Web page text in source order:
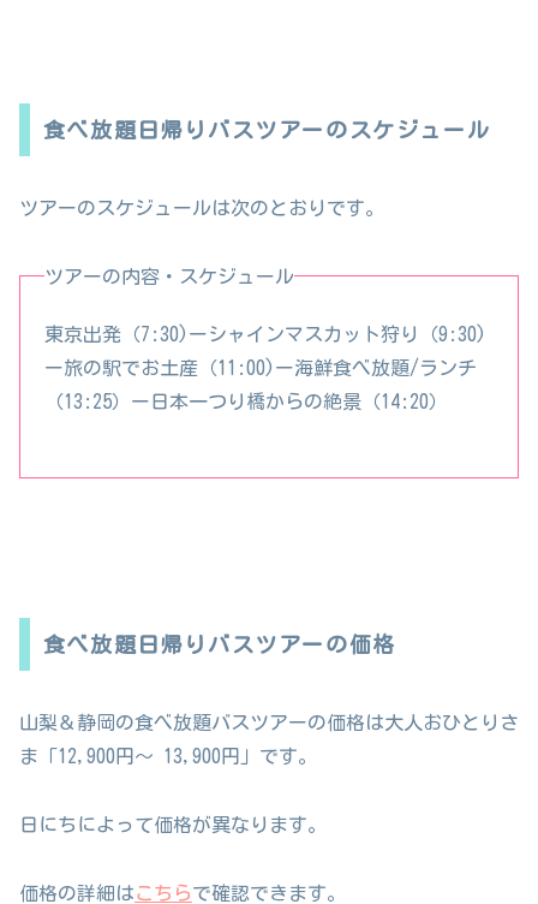
食べ放題日帰りバスツアーのスケジュール
ツアーのスケジュールは次のとおりです。
ツアーの内容・スケジュール
東京出発（7:30)ーシャインマスカット狩り（9:30)
ー旅の駅でお土産（11:00)ー海鮮食べ放題/ランチ
（13:25）ー日本一つり橋からの絶景（14:20）
食べ放題日帰りバスツアーの価格
山梨＆静岡の食べ放題バスツアーの価格は大人おひとりさ
ま「12,900円～ 13,900円」です。
日にちによって価格が異なります。
価格の詳細はこちらで確認できます。